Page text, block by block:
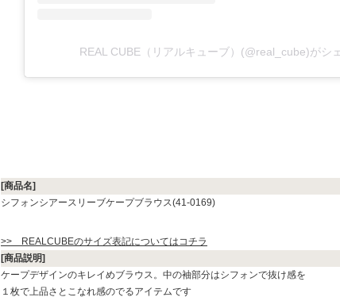
REAL CUBE（リアルキューブ）(@real_cube)がシ
[商品名]
シフォンシアースリーブケープブラウス(41-0169)
>> REALCUBEのサイズ表記についてはコチラ
[商品説明]
ケープデザインのキレイめブラウス。中の袖部分はシフォンで抜け感を
１枚で上品さとこなれ感のでるアイテムです